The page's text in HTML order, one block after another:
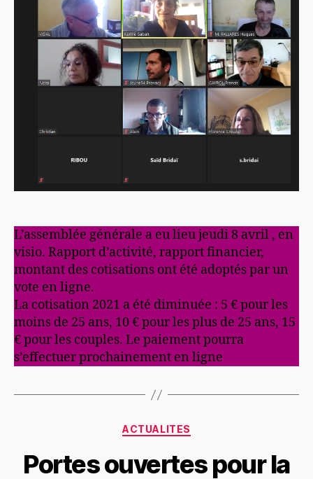
L’assemblée générale a eu lieu jeudi 8 avril , en
visio. Rapport d’activité, rapport financier,
montant des cotisations ont été adoptés par un
vote en ligne.
La cotisation 2021 a été diminuée : 5 € pour les
moins de 25 ans, 10 € pour les plus de 25 ans, 15
€ pour les couples. Le paiement pourra
s’effectuer prochainement en ligne
Catégories
ACTUALITES
Portes ouvertes pour la